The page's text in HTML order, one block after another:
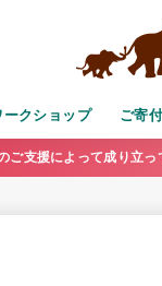
クショップ ご寄
ご支援によって成り立